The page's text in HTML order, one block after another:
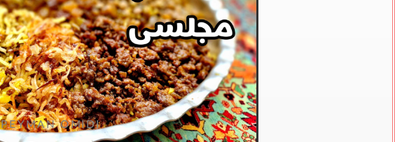
PEYMAN OMIDI